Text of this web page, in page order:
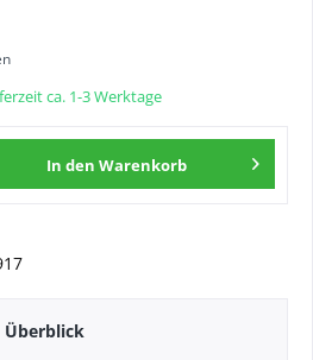
ca. 1-3 Werktage
In den Warenkorb